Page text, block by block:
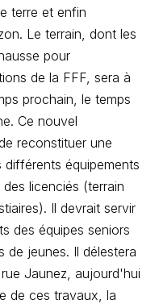
terre et enfin
Le terrain, dont les
pour
de la FFF, sera à
prochain, le temps
Ce nouvel
reconstituer une
équipements
licenciés (terrain
Il devrait servir
des équipes seniors
de jeunes. Il délestera
Jaunez, aujourd'hui
de ces travaux, la